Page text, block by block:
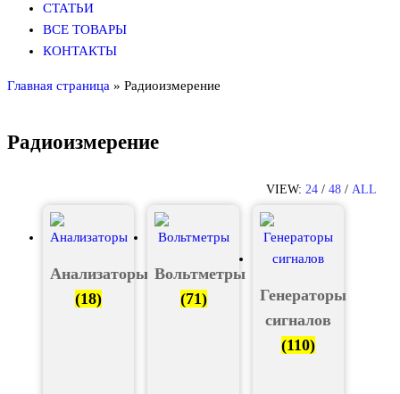
СТАТЬИ
ВСЕ ТОВАРЫ
КОНТАКТЫ
Главная страница » Радиоизмерение
Радиоизмерение
VIEW: 24 / 48 / ALL
Анализаторы
(18)
Вольтметры
(71)
Генераторы
сигналов
(110)